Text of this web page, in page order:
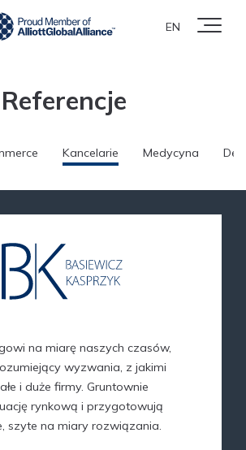
EN
Referencje
Kancelarie Medycyna
na miarę naszych czasów,
wyzwania, z jakimi
i duże firmy. Gruntownie
rynkową i przygotowują
szyte na miary rozwiązania.